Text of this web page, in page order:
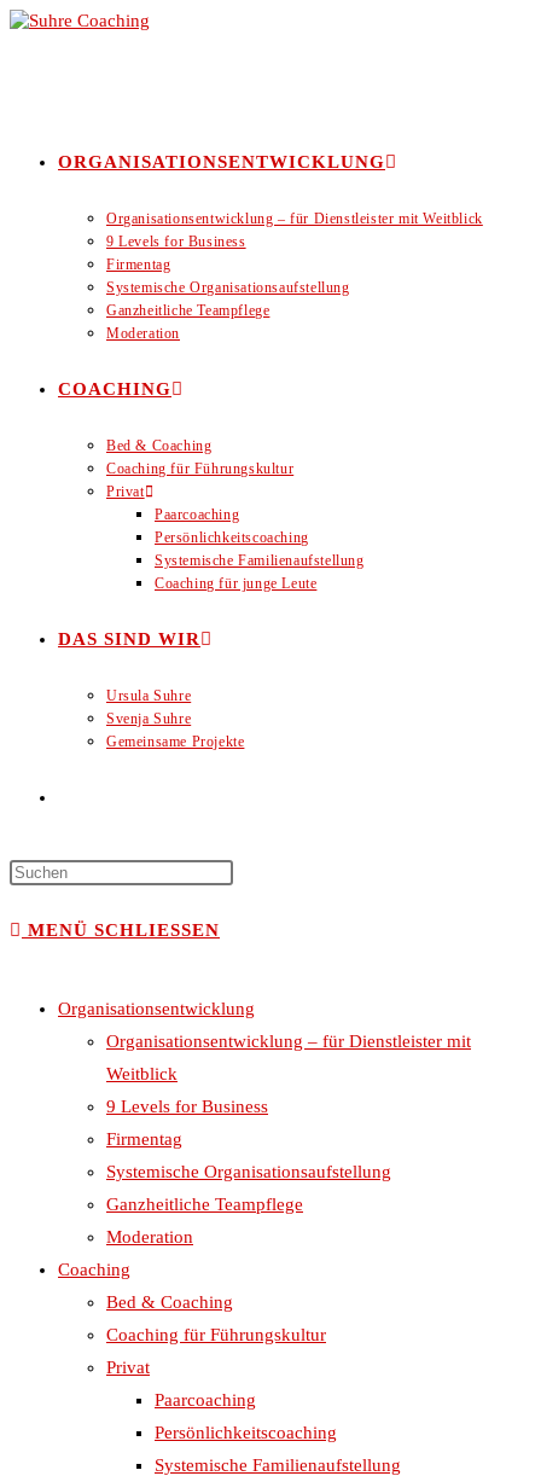
Zum
ORGANISATIONSENTWICKLUNG
Organisationsentwicklung – für Dienstleister mit Weitblick
9 Levels for Business
Firmentag
Systemische Organisationsaufstellung
Ganzheitliche Teampflege
Moderation
COACHING
Bed & Coaching
Coaching für Führungskultur
Privat
Paarcoaching
Persönlichkeitscoaching
Systemische Familienaufstellung
Coaching für junge Leute
DAS SIND WIR
Ursula Suhre
Svenja Suhre
Gemeinsame Projekte
SUCHE
MENÜ SCHLIESSEN
Organisationsentwicklung
Organisationsentwicklung – für Dienstleister mit
Weitblick
9 Levels for Business
Firmentag
Systemische Organisationsaufstellung
Ganzheitliche Teampflege
Moderation
Coaching
Bed & Coaching
Coaching für Führungskultur
Privat
Paarcoaching
Persönlichkeitscoaching
Systemische Familienaufstellung